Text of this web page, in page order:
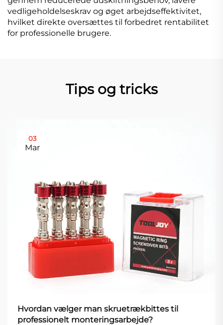
vedligeholdelseskrav og øget arbejdseffektivitet,
hvilket direkte oversættes til forbedret rentabilitet
for professionelle brugere.
Tips og tricks
03
Mar
Hvordan vælger man skruetrækbittes til
professionelt monteringsarbejde?